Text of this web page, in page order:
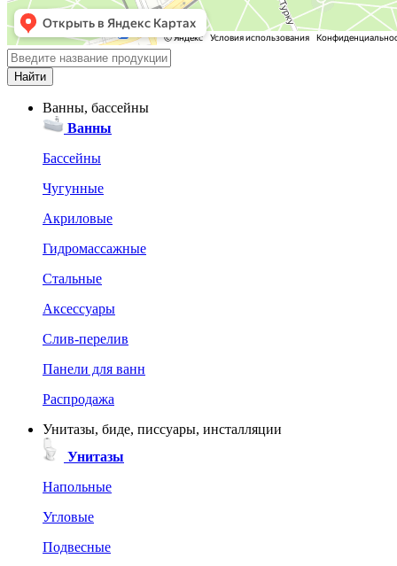
Ванны, бассейны
Ванны
Бассейны
Чугунные
Акриловые
Гидромассажные
Стальные
Аксессуары
Слив-перелив
Панели для ванн
Распродажа
Унитазы, биде, писсуары, инсталляции
Унитазы
Напольные
Угловые
Подвесные